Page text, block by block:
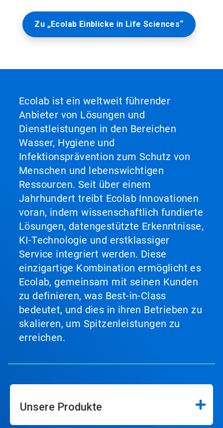
Zu „Ecolab Einblicke in Life Sciences“
Ecolab ist ein weltweit führender
Anbieter von Lösungen und
Dienstleistungen in den Bereichen
Wasser, Hygiene und
Infektionsprävention zum Schutz von
Menschen und lebenswichtigen
Ressourcen. Seit über einem
Jahrhundert treibt Ecolab Innovationen
voran, indem wissenschaftlich fundierte
Lösungen, datengestützte Erkenntnisse,
KI-Technologie und erstklassiger
Service integriert werden. Diese
einzigartige Kombination ermöglicht es
Ecolab, gemeinsam mit seinen Kunden
zu definieren, was Best-in-Class
bedeutet, und dies in ihren Betrieben zu
skalieren, um Spitzenleistungen zu
erreichen.
Unsere Produkte